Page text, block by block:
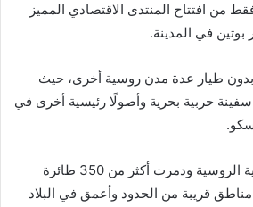
من افتتاح المنتدى الاقتصادي المميز
في المدينة.
طيار عدة مدن روسية أخرى، حيث
حربية بحرية وأصولًا رئيسية أخرى في
اعترضت الدفاعات الجوية الروسية ودمرت أكثر من 350 طائرة
قريبة من الحدود وأعمق في البلاد